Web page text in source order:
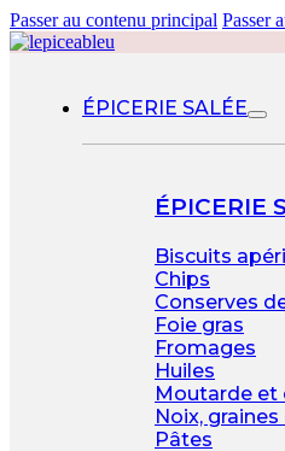
Passer au contenu principal Passer
ÉPICERIE SALÉE
ÉPICERIE
Biscuits
Chips
Conserves
Foie gras
Fromages
Huiles
Moutarde et
Noix,
Pâtes